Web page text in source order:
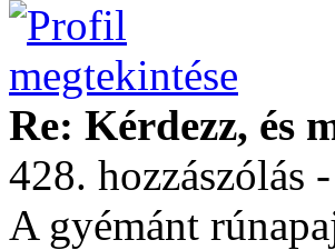
Re: Kérdezz, és
428. hozzászólás
A gyémánt